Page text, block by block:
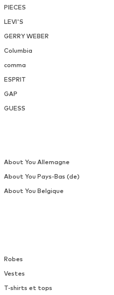
PIECES
LEVI'S
GERRY WEBER
Columbia
comma
ESPRIT
GAP
GUESS
Robes
Vestes
T-shirts et tops
About You Allemagne
About You Pays-Bas (de)
About You Belgique